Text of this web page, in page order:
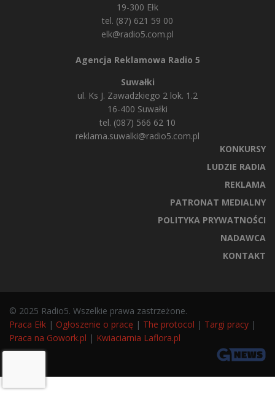
19-300 Ełk
tel. (87) 621 59 00
elk@radio5.com.pl
Agencja Reklamowa Radio 5
Suwałki
ul. Ks J. Zawadzkiego 2 lok. 1.2
16-400 Suwałki
tel. (087) 566 62 10
reklama.suwalki@radio5.com.pl
KONKURSY
LUDZIE RADIA
REKLAMA
PATRONAT MEDIALNY
POLITYKA PRYWATNOŚCI
NADAWCA
KONTAKT
© 2025 Radio5. Wszelkie prawa zastrzeżone.
Praca Ełk | Ogłoszenie o pracę | The protocol | Targi pracy |
Praca na Gowork.pl | Kwiaciarnia Laflora.pl